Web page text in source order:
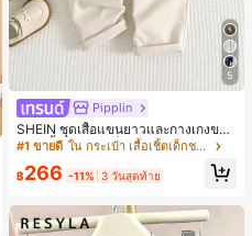
5
Pipplin
SHEIN ชุดเสื้อแขนยาวและกางเกงขาย
าว 2 ชิ้น สำหรับเด็กทารกชาย/หญิง ยูนิ
ฤดูหนาว ชุดเสื้อผ้าเด็กทารกชาย นุ่มนิ่
#1 ขายดี ใน กระเป๋า เสื้อเชิ้ตเด็กชาย
฿266 -11% 3 วันสุดท้าย